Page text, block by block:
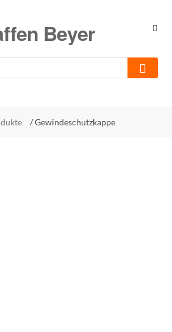
Beyer
/ Gewindeschutzkappe